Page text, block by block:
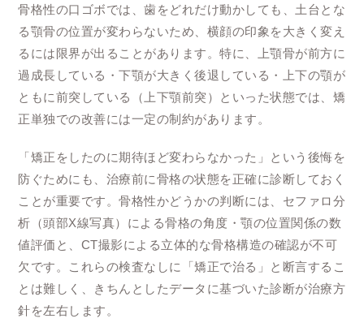
骨格性の口ゴボでは、歯をどれだけ動かしても、土台とな
る顎骨の位置が変わらないため、横顔の印象を大きく変え
るには限界が出ることがあります。特に、上顎骨が前方に
過成長している・下顎が大きく後退している・上下の顎が
ともに前突している（上下顎前突）といった状態では、矯
正単独での改善には一定の制約があります。
「矯正をしたのに期待ほど変わらなかった」という後悔を
防ぐためにも、治療前に骨格の状態を正確に診断しておく
ことが重要です。骨格性かどうかの判断には、セファロ分
析（頭部X線写真）による骨格の角度・顎の位置関係の数
値評価と、CT撮影による立体的な骨格構造の確認が不可
欠です。これらの検査なしに「矯正で治る」と断言するこ
とは難しく、きちんとしたデータに基づいた診断が治療方
針を左右します。